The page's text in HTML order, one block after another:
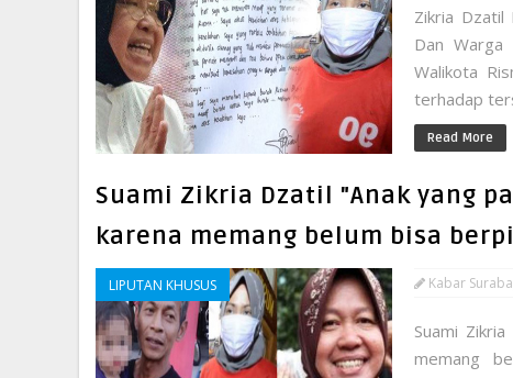
Zikria Dzatil
Dan Warga
Walikota
terhadap
Read More
Suami Zikria Dzatil "Anak yang
karena memang belum bisa
LIPUTAN KHUSUS Kabar
Suami
memang